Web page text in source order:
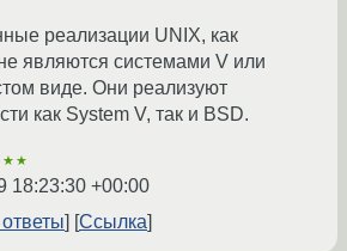
реализации UNIX, как
являются системами V или
виде. Они реализуют
как System V, так и BSD.
18:23:30 +00:00
Ссылка